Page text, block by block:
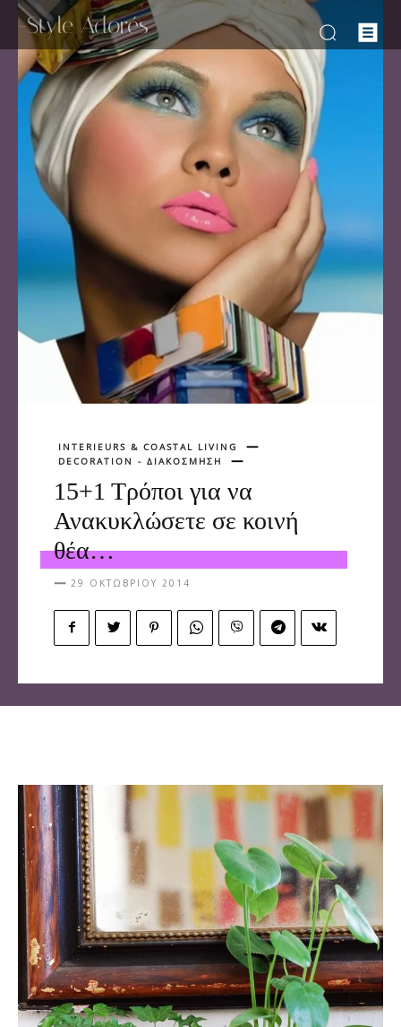
-Style Adorés
INTERIEURS & COASTAL LIVING
DECORATION - ΔΙΑΚΟΣΜΗΣΗ
15+1 Τρόποι για να
Ανακυκλώσετε σε κοινή
θέα…
29 ΟΚΤΩΒΡΊΟΥ 2014